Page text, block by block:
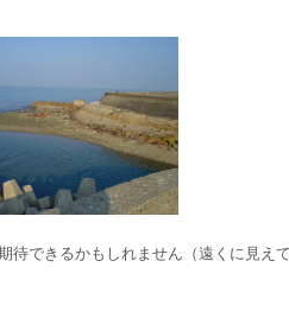
できるかもしれません（遠くに見え